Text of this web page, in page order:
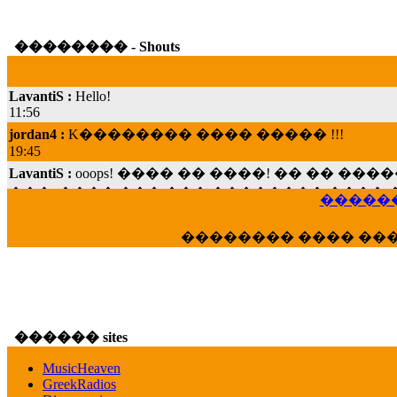
�������� - Shouts
11:56
jordan4 :
19:45
LavantiS :
���; ���� ��� ��� �������� ����
15:07
veronica :E���� 2012 ��� ����� ���
������� ��������� ���� ������
16:39
veronica :[URL] ���� ���;
�������� ����
������ sites
MusicHeaven
GreekRadios